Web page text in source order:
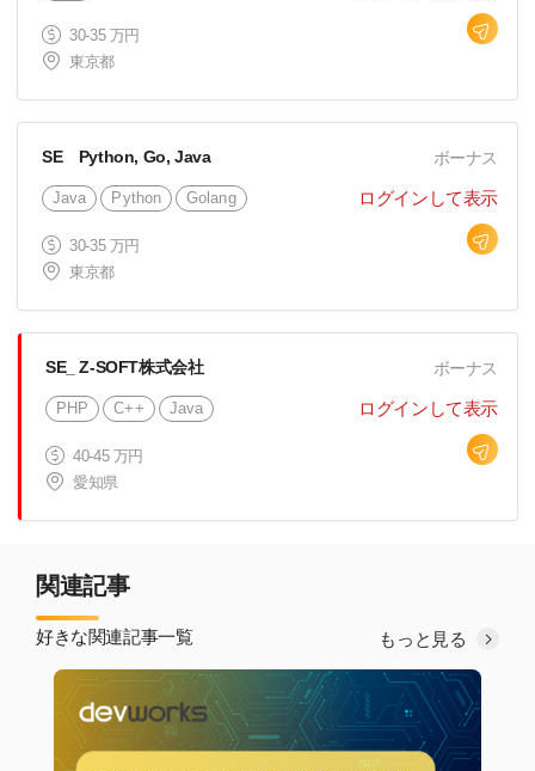
30-35 万円
東京都
SE Python, Go, Java
Java Python Golang
30-35 万円
東京都
ボーナス
ログインして表示
SE_ Z-SOFT株式会社
PHP C++ Java
40-45 万円
愛知県
ボーナス
ログインして表示
関連記事
好きな関連記事一覧 もっと見る